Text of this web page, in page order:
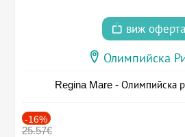
виж
Олимпийска
Regina Mare - Олимпийска
-16%
25.57€